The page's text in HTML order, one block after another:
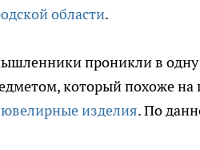
области.
проникли в
который похоже
ювелирные изделия. По